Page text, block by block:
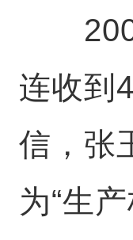
2004
连收到
信，张
为“生